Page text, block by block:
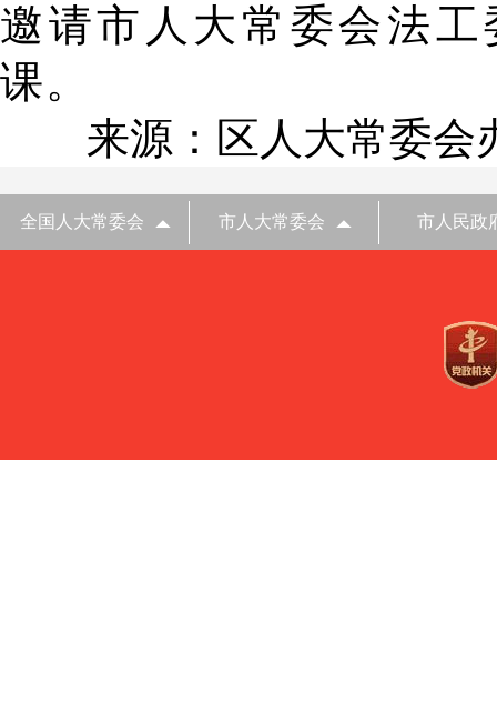
邀请市人大常委会法
课。
来源：区人大常委会
全国人大常委会 市人大常委会 市人民政